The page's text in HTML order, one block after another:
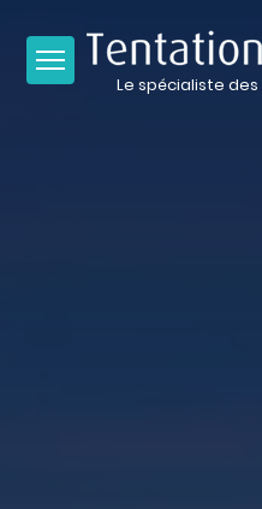
Le spécialiste des